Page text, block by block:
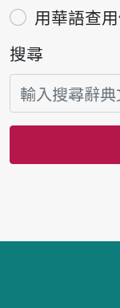
用華語查
搜尋